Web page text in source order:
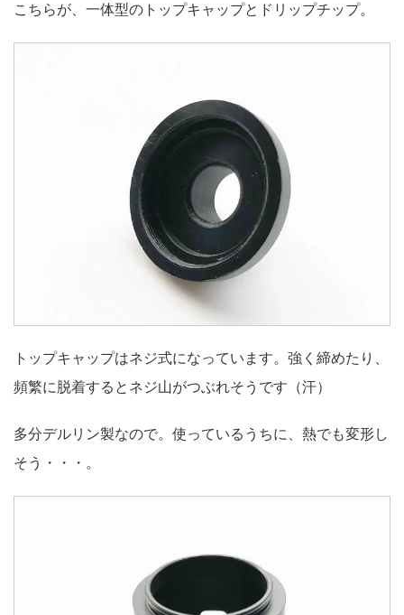
こちらが、一体型のトップキャップとドリップチップ。
トップキャップはネジ式になっています。強く締めたり、
頻繁に脱着するとネジ山がつぶれそうです（汗）
多分デルリン製なので。使っているうちに、熱でも変形し
そう・・・。